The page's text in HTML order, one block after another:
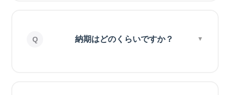
納期はどのくらいですか？